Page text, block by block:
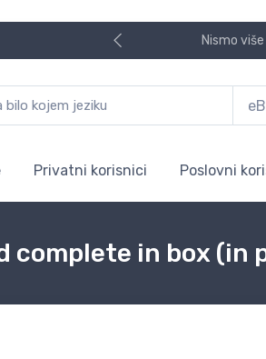
Nismo više
Privatni korisnici Poslovni
complete in box